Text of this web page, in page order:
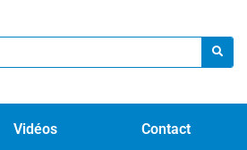
Vidéos Contact